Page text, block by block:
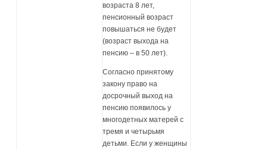
возраста 8 лет,
пенсионный возраст
повышаться не будет
(возраст выхода на
пенсию – в 50 лет).
Согласно принятому
закону право на
досрочный выход на
пенсию появилось у
многодетных матерей с
тремя и четырьмя
детьми. Если у женщины